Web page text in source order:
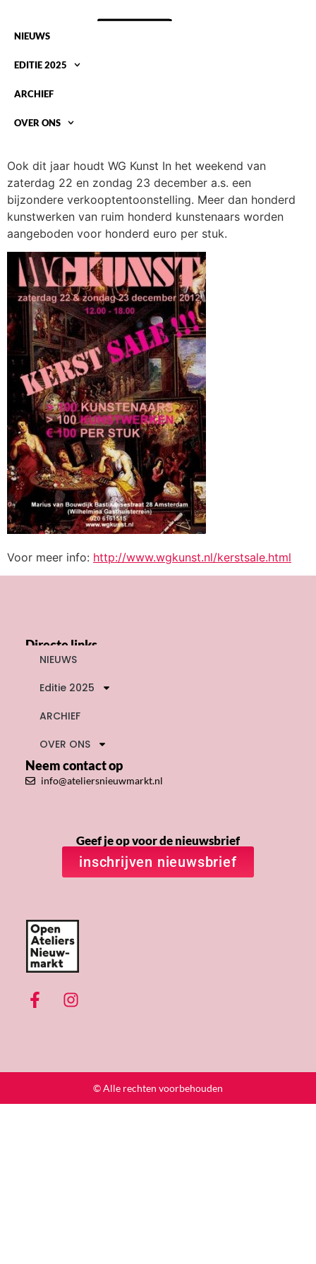
NIEUWS
EDITIE 2025
ARCHIEF
OVER ONS
Ook dit jaar houdt WG Kunst In het weekend van
zaterdag 22 en zondag 23 december a.s. een
bijzondere verkooptentoonstelling. Meer dan honderd
kunstwerken van ruim honderd kunstenaars worden
aangeboden voor honderd euro per stuk.
Voor meer info: http://www.wgkunst.nl/kerstsale.html
Directe links
NIEUWS
Editie 2025
ARCHIEF
OVER ONS
Neem contact op
info@ateliersnieuwmarkt.nl
Geef je op voor de nieuwsbrief
inschrijven nieuwsbrief
© Alle rechten voorbehouden